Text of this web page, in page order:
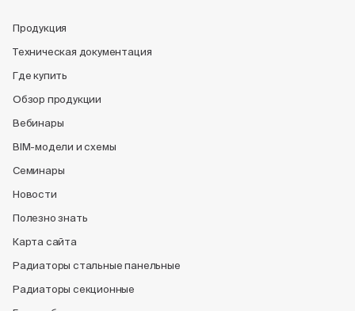
Продукция
Техническая документация
Где купить
Обзор продукции
Вебинары
BIM-модели и схемы
Семинары
Новости
Полезно знать
Карта сайта
Радиаторы стальные панельные
Радиаторы секционные